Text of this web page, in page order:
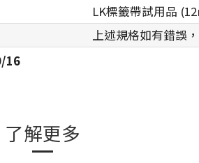
LK標籤帶試用品
上述規格如有錯誤
16
了解更多